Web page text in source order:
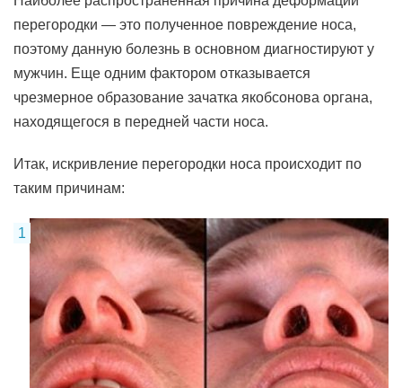
перегородки — это полученное повреждение носа,
поэтому данную болезнь в основном диагностируют у
мужчин. Еще одним фактором отказывается
чрезмерное образование зачатка якобсонова органа,
находящегося в передней части носа.
Итак, искривление перегородки носа происходит по
таким причинам: